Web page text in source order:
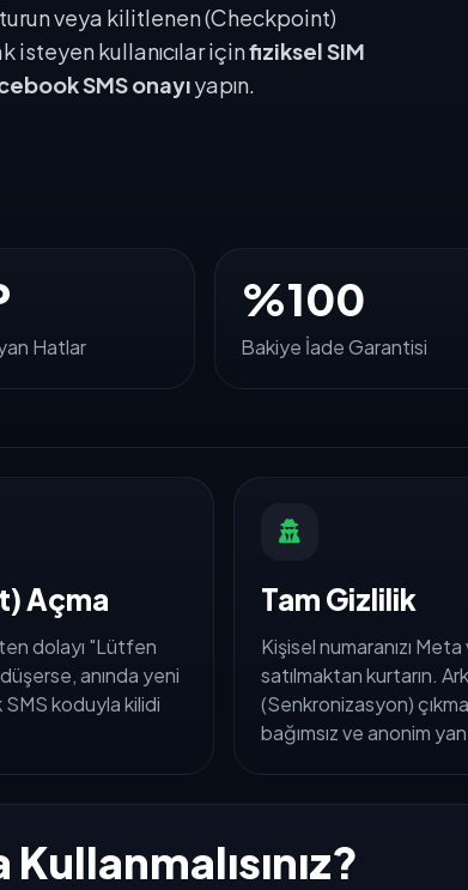
veya kilitlenen (Checkpoint)
isteyen kullanıcılar içinfiziksel SIM
SMS onayıyapın.
Hatlar
%100
Bakiye İade Garantisi
Açma
dolayı "Lütfen
anında yeni
koduyla kilidi
Tam Gizlilik
Kişisel numaranızı
satılmaktan kurtarın.
(Senkronizasyon)
bağımsız ve anonim